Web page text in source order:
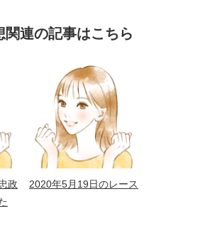
関連の記事はこちら
政
2020年5月19日のレース